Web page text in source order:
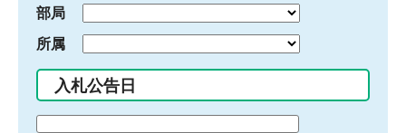
部局
所属
入札公告日